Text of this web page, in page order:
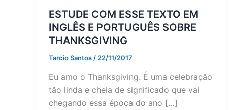
ESTUDE COM ESSE TEXTO EM
INGLÊS E PORTUGUÊS SOBRE
THANKSGIVING
Tarcio Santos / 22/11/2017
Eu amo o Thanksgiving. É uma celebração
tão linda e cheia de significado que vai
chegando essa época do ano […]